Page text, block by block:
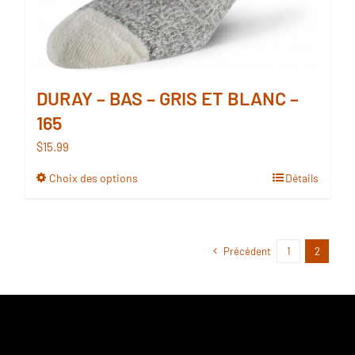
DURAY – BAS – GRIS ET BLANC –
165
$15.99
Choix des options Détails
Précédent 1 2